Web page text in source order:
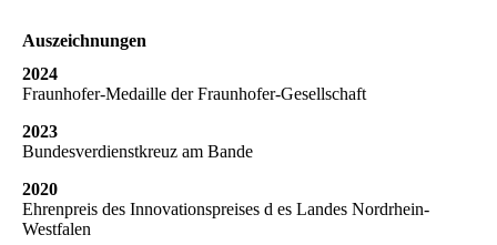
Auszeichnungen
2024
Fraunhofer-Medaille der Fraunhofer-Gesellschaft
2023
Bundesverdienstkreuz am Bande
2020
Ehrenpreis des Innovationspreises d es Landes Nordrhein-
Westfalen